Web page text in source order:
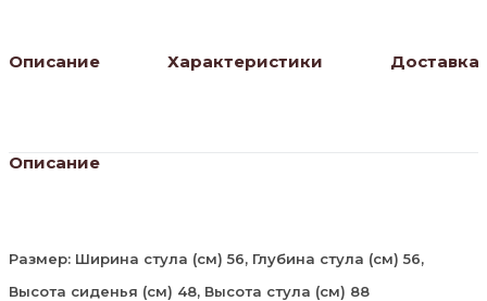
Описание Характеристики Доставка
Описание
Размер: Ширина стула (см) 56, Глубина стула (см) 56,
Высота сиденья (см) 48, Высота стула (см) 88